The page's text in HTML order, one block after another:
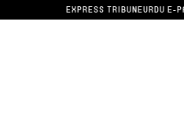
EXPRESS TRIBUNEURDU E-